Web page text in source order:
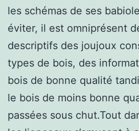
les schémas de ses
éviter, il est omniprésent
descriptifs des joujoux
types de bois, des
bois de bonne qualité
le bois de moins bonne
passées sous chut.Tout